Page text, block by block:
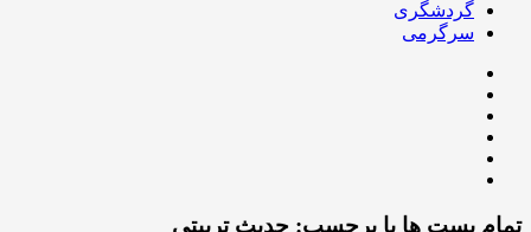
گردشگری
سرگرمی
تمام پست ها با برچسب: حدیث تربیتی